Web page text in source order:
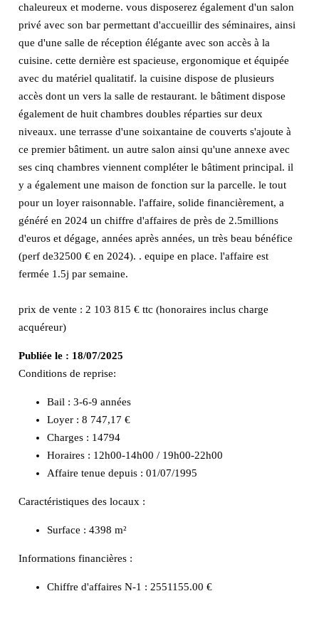
chaleureux et moderne. vous disposerez également d'un salon
privé avec son bar permettant d'accueillir des séminaires, ainsi
que d'une salle de réception élégante avec son accès à la
cuisine. cette dernière est spacieuse, ergonomique et équipée
avec du matériel qualitatif. la cuisine dispose de plusieurs
accès dont un vers la salle de restaurant. le bâtiment dispose
également de huit chambres doubles réparties sur deux
niveaux. une terrasse d'une soixantaine de couverts s'ajoute à
ce premier bâtiment. un autre salon ainsi qu'une annexe avec
ses cinq chambres viennent compléter le bâtiment principal. il
y a également une maison de fonction sur la parcelle. le tout
pour un loyer raisonnable. l'affaire, solide financièrement, a
généré en 2024 un chiffre d'affaires de près de 2.5millions
d'euros et dégage, années après années, un très beau bénéfice
(perf de32500 € en 2024). . equipe en place. l'affaire est
fermée 1.5j par semaine.
prix de vente : 2 103 815 € ttc (honoraires inclus charge
acquéreur)
Publiée le : 18/07/2025
Conditions de reprise:
Bail : 3-6-9 années
Loyer : 8 747,17 €
Charges : 14794
Horaires : 12h00-14h00 / 19h00-22h00
Affaire tenue depuis : 01/07/1995
Caractéristiques des locaux :
Surface : 4398 m²
Informations financières :
Chiffre d'affaires N-1 : 2551155.00 €